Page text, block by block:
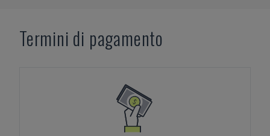
Termini di pagamento